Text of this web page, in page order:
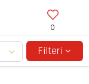
0
150KM!
Filteri